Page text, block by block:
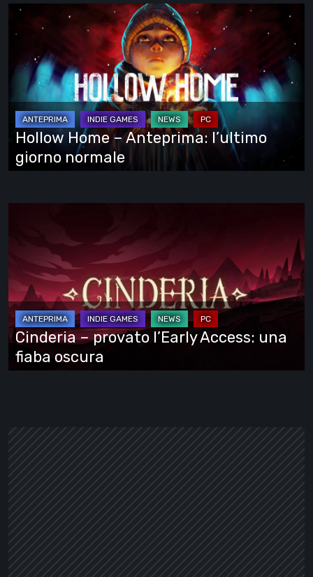
Hollow
Home
Anteprima:
l’ultimo
giorno
normale
Hollow Home – Anteprima: l’ultimo
giorno normale
provato
l’Early
Access:
una
fiaba
oscura
Cinderia – provato l’Early Access: una
fiaba oscura